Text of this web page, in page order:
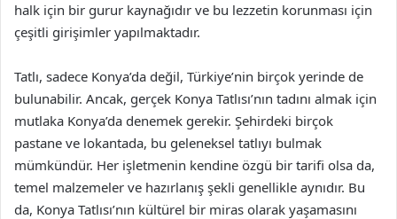
halk için bir gurur kaynağıdır ve bu lezzetin korunması için
çeşitli girişimler yapılmaktadır.
Tatlı, sadece Konya’da değil, Türkiye’nin birçok yerinde de
bulunabilir. Ancak, gerçek Konya Tatlısı’nın tadını almak için
mutlaka Konya’da denemek gerekir. Şehirdeki birçok
pastane ve lokantada, bu geleneksel tatlıyı bulmak
mümkündür. Her işletmenin kendine özgü bir tarifi olsa da,
temel malzemeler ve hazırlanış şekli genellikle aynıdır. Bu
da, Konya Tatlısı’nın kültürel bir miras olarak yaşamasını